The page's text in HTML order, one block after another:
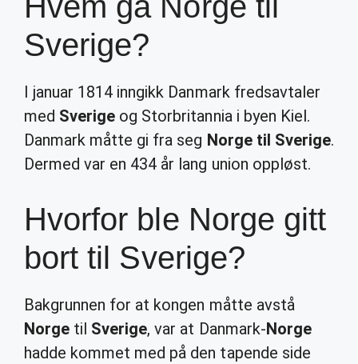
Sverige?
I januar 1814 inngikk Danmark fredsavtaler
med Sverige og Storbritannia i byen Kiel.
Danmark måtte gi fra seg Norge til Sverige.
Dermed var en 434 år lang union oppløst.
Hvorfor ble Norge gitt
bort til Sverige?
Bakgrunnen for at kongen måtte avstå
Norge til Sverige, var at Danmark-Norge
hadde kommet med på den tapende side